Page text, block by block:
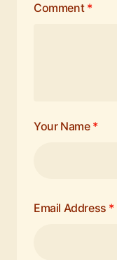
Comment *
Your Name *
Email Address *